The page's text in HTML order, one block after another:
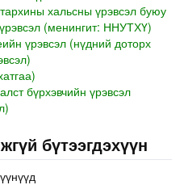
хальсны үрэвсэл буюу
(менингит: ННУТХҮ)
үрэвсэл (нүдний доторх
бүрхэвчийн үрэвсэл
бүтээгдэхүүн